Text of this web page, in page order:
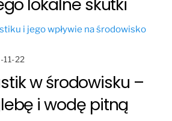
i jego wpływie na środowisko
22
w środowisku –
i wodę pitną